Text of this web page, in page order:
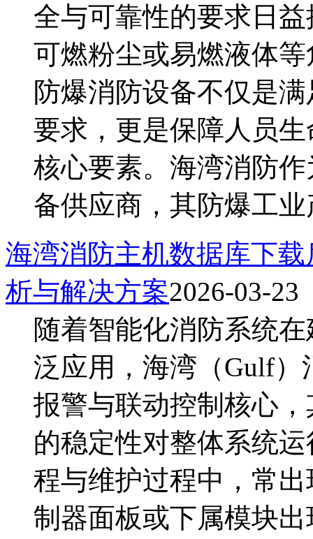
全与可靠性的要求日
可燃粉尘或易燃液体
防爆消防设备不仅是
要求，更是保障人员
核心要素。海湾消防
备供应商，其防爆工业
海湾消防主机数据库下
析与解决方案2026-03-23
随着智能化消防系统
泛应用，海湾（Gulf
报警与联动控制核心
的稳定性对整体系统
程与维护过程中，常
制器面板或下属模块